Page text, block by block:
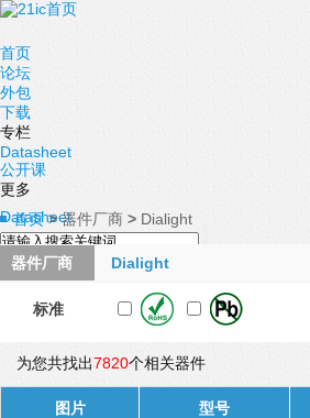
首页
论坛
外包
下载
专栏
Datasheet
公开课
更多
Datasheet
首页 >器件厂商 > Dialight
器件厂商 Dialight
标准
为您共找出7820个相关器件
图片 型号